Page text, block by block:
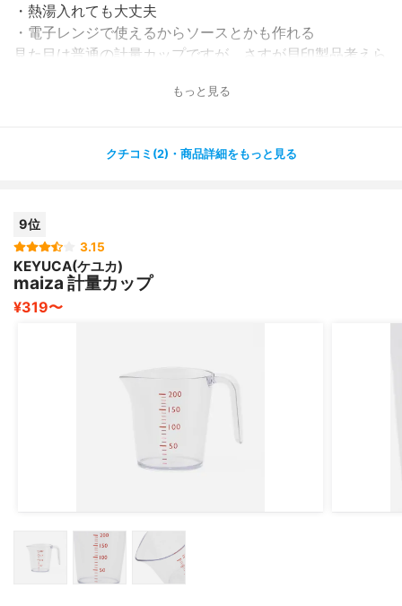
・熱湯入れても大丈夫
・電子レンジで使えるからソースとかも作れる
見た目は普通の計量カップですが、さすが貝印製品考えら
※食洗機に入れて変形したとのレビューがありましたので
もっと見る
クチコミ(2)・商品詳細をもっと見る
9位
3.15
KEYUCA(ケユカ)
maiza 計量カップ
¥319〜